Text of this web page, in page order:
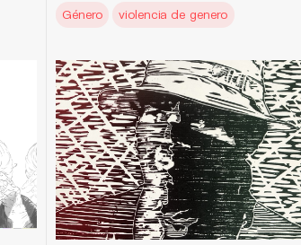
Género violencia de genero